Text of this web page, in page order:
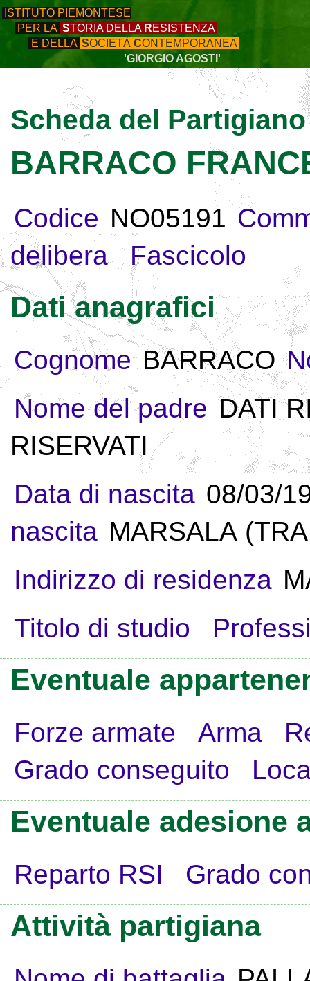
ISTITUTO PIEMONTESE
PER LA STORIA DELLA RESISTENZA
E DELLA SOCIETÀ CONTEMPORANEA
'GIORGIO AGOSTI'
Scheda del Partigiano
BARRACO
Codice NO05191
delibera
Fascicolo
Dati anagrafici
Cognome BARRACO
Nome del padre DATI
RISERVATI
Data di nascita 08/03/
nascita MARSALA
Indirizzo di residenza
Titolo di studio
Eventuale
Forze armate Arma
Grado conseguito
Eventuale adesione
Reparto RSI Grado
Attività partigiana